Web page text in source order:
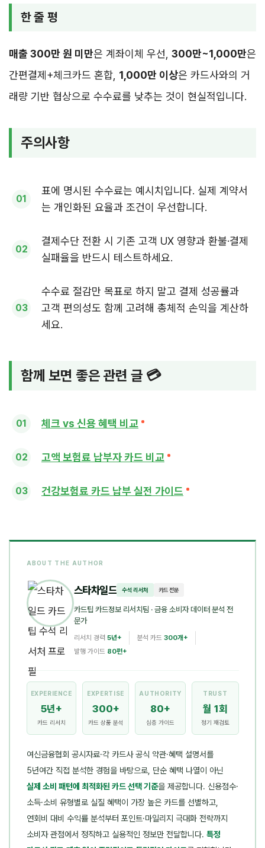
한 줄 평
매출 300만 원 미만은 계좌이체 우선, 300만~1,000만은
간편결제+체크카드 혼합, 1,000만 이상은 카드사와의 거
래량 기반 협상으로 수수료를 낮추는 것이 현실적입니다.
주의사항
표에 명시된 수수료는 예시치입니다. 실제 계약서
는 개인화된 요율과 조건이 우선합니다.
결제수단 전환 시 기존 고객 UX 영향과 환불·결제
실패율을 반드시 테스트하세요.
수수료 절감만 목표로 하지 말고 결제 성공률과
고객 편의성도 함께 고려해 총체적 손익을 계산하
세요.
함께 보면 좋은 관련 글 💳
체크 vs 신용 혜택 비교
고액 보험료 납부자 카드 비교
건강보험료 카드 납부 실전 가이드
ABOUT THE AUTHOR
스타차일드 수석 리서처 카드 전문
카드팁 카드정보 리서치팀 · 금융 소비자 데이터 분석 전
문가
리서치 경력 5년+ 분석 카드 300개+
발행 가이드 80편+
EXPERIENCE
5년+
카드 리서치
EXPERTISE
300+
카드 상품 분석
AUTHORITY
80+
심층 가이드
TRUST
월 1회
정기 재검토
여신금융협회 공시자료·각 카드사 공식 약관·혜택 설명서를
5년여간 직접 분석한 경험을 바탕으로, 단순 혜택 나열이 아닌
실제 소비 패턴에 최적화된 카드 선택 기준을 제공합니다. 신용점수·
소득·소비 유형별로 실질 혜택이 가장 높은 카드를 선별하고,
연회비 대비 수익률 분석부터 포인트·마일리지 극대화 전략까지
소비자 관점에서 정직하고 실용적인 정보만 전달합니다. 특정